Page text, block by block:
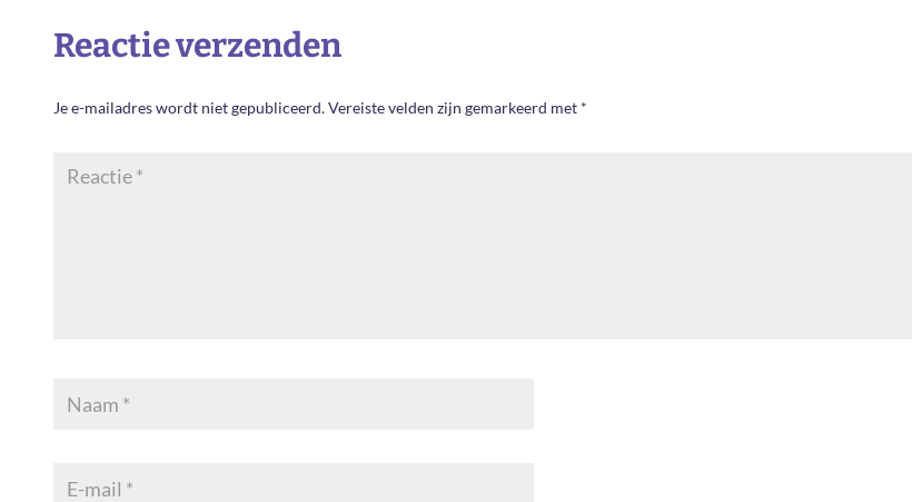
Reactie verzenden
Je e-mailadres wordt niet gepubliceerd.Vereiste velden zijn gemarkeerd met *